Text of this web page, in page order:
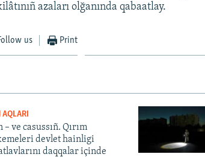
azaları olğanında qabaatlay.
us Print
AQLARI
– ve casussıñ. Qırım
devlet hainligi
daqqalar içinde